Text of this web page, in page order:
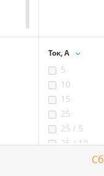
Ток, А
5
10
15
25
25 / 5
25 / 10